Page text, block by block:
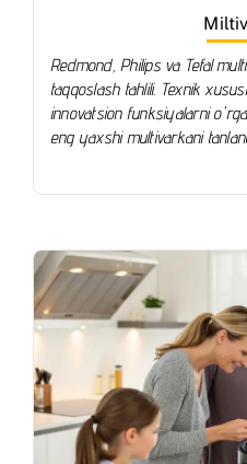
Redmond, Philips va Tefal
taqqoslash tahlili. Texnik
innovatsion funksiyalarni
eng yaxshi multivarkani